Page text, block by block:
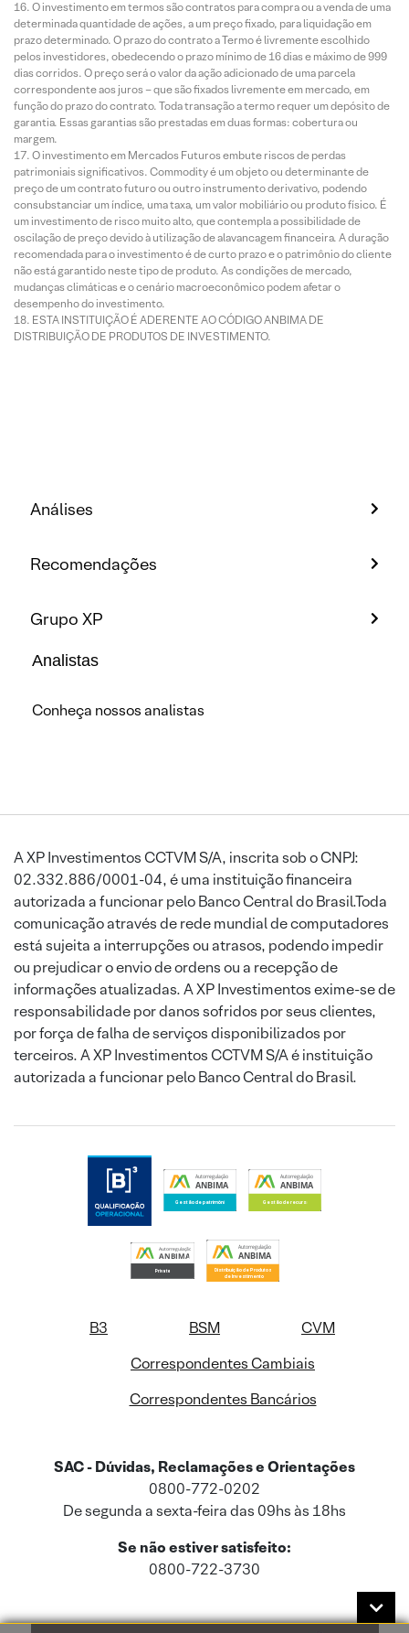
O investimento em termos são contratos para compra ou a venda de uma
determinada quantidade de ações, a um preço fixado, para liquidação em
prazo determinado. O prazo do contrato a Termo é livremente escolhido
pelos investidores, obedecendo o prazo mínimo de 16 dias e máximo de 999
dias corridos. O preço será o valor da ação adicionado de uma parcela
correspondente aos juros – que são fixados livremente em mercado, em
função do prazo do contrato. Toda transação a termo requer um depósito de
garantia. Essas garantias são prestadas em duas formas: cobertura ou
margem.
O investimento em Mercados Futuros embute riscos de perdas
patrimoniais significativos. Commodity é um objeto ou determinante de
preço de um contrato futuro ou outro instrumento derivativo, podendo
consubstanciar um índice, uma taxa, um valor mobiliário ou produto físico. É
um investimento de risco muito alto, que contempla a possibilidade de
oscilação de preço devido à utilização de alavancagem financeira. A duração
recomendada para o investimento é de curto prazo e o patrimônio do cliente
não está garantido neste tipo de produto. As condições de mercado,
mudanças climáticas e o cenário macroeconômico podem afetar o
desempenho do investimento.
ESTA INSTITUIÇÃO É ADERENTE AO CÓDIGO ANBIMA DE
DISTRIBUIÇÃO DE PRODUTOS DE INVESTIMENTO.
Análises
Recomendações
Grupo XP
Analistas
Conheça nossos analistas
A XP Investimentos CCTVM S/A, inscrita sob o CNPJ:
02.332.886/0001-04, é uma instituição financeira
autorizada a funcionar pelo Banco Central do Brasil.Toda
comunicação através de rede mundial de computadores
está sujeita a interrupções ou atrasos, podendo impedir
ou prejudicar o envio de ordens ou a recepção de
informações atualizadas. A XP Investimentos exime-se de
responsabilidade por danos sofridos por seus clientes,
por força de falha de serviços disponibilizados por
terceiros. A XP Investimentos CCTVM S/A é instituição
autorizada a funcionar pelo Banco Central do Brasil.
B3 BSM
CVM
Correspondentes Cambiais
Correspondentes Bancários
SAC - Dúvidas, Reclamações e Orientações
0800-772-0202
De segunda a sexta-feira das 09hs às 18hs
Se não estiver satisfeito:
0800-722-3730